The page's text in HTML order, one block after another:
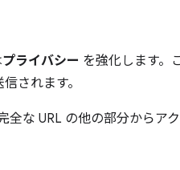
プライバシー を強化します。
されます。
全な URL の他の部分からア